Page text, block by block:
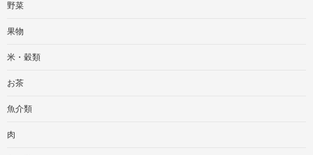
野菜
果物
米・穀類
お茶
魚介類
肉